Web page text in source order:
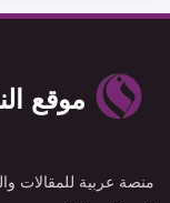
موقع
منصة عربية للمقالات